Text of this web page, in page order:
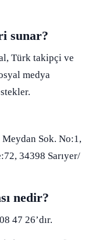
sunar?
Türk takipçi ve
medya
Meydan Sok. No:1,
34398 Sarıyer/
nedir?
47 26’dır.